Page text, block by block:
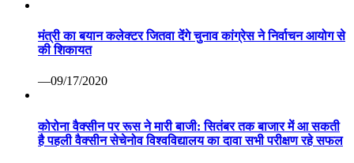
मंत्री का बयान कलेक्टर जितवा देंगे चुनाव कांग्रेस ने निर्वाचन आयोग से
की शिकायत
—09/17/2020
कोरोना वैक्सीन पर रूस ने मारी बाजी: सितंबर तक बाजार में आ सकती
है पहली वैक्सीन सेचेनोव विश्वविद्यालय का दावा सभी परीक्षण रहे सफल